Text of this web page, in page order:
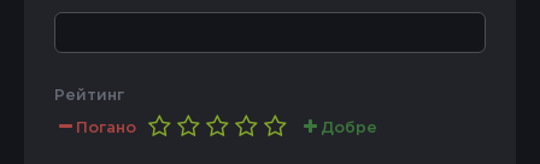
Рейтинг
Погано Добре